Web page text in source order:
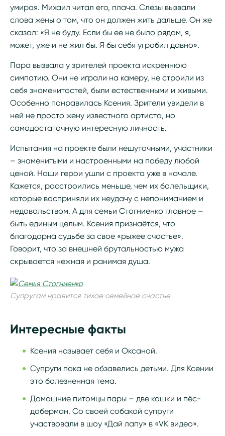
умирая. Михаил читал его, плача. Слезы вызвали
слова жены о том, что он должен жить дальше. Он же
сказал: «Я не буду. Если бы ее не было рядом, я,
может, уже и не жил бы. Я бы себя угробил давно».
Пара вызвала у зрителей проекта искреннюю
симпатию. Они не играли на камеру, не строили из
себя знаменитостей, были естественными и живыми.
Особенно понравилась Ксения. Зрители увидели в
ней не просто жену известного артиста, но
самодостаточную интересную личность.
Испытания на проекте были нешуточными, участники
– знаменитыми и настроенными на победу любой
ценой. Наши герои ушли с проекта уже в начале.
Кажется, расстроились меньше, чем их болельщики,
которые восприняли их неудачу с непониманием и
недовольством. А для семьи Стогниенко главное –
быть единым целым. Ксения признаётся, что
благодарна судьбе за свое «рыжее счастье».
Говорит, что за внешней брутальностью мужа
скрывается нежная и ранимая душа.
Супругам нравится тихое семейное счастье
Интересные факты
Ксения называет себя и Оксаной.
Супруги пока не обзавелись детьми. Для Ксении
это болезненная тема.
Домашние питомцы пары – две кошки и пёс-
доберман. Со своей собакой супруги
участвовали в шоу «Дай лапу» в «VK видео».